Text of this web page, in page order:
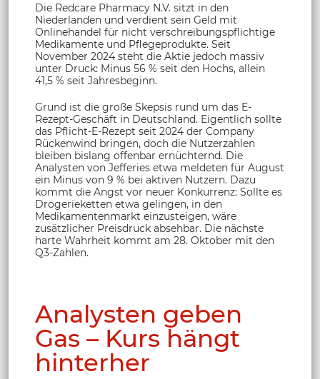
Die Redcare Pharmacy N.V. sitzt in den
Niederlanden und verdient sein Geld mit
Onlinehandel für nicht verschreibungspflichtige
Medikamente und Pflegeprodukte. Seit
November 2024 steht die Aktie jedoch massiv
unter Druck: Minus 56 % seit den Hochs, allein
41,5 % seit Jahresbeginn.
Grund ist die große Skepsis rund um das E-
Rezept-Geschäft in Deutschland. Eigentlich sollte
das Pflicht-E-Rezept seit 2024 der Company
Rückenwind bringen, doch die Nutzerzahlen
bleiben bislang offenbar ernüchternd. Die
Analysten von Jefferies etwa meldeten für August
ein Minus von 9 % bei aktiven Nutzern. Dazu
kommt die Angst vor neuer Konkurrenz: Sollte es
Drogerieketten etwa gelingen, in den
Medikamentenmarkt einzusteigen, wäre
zusätzlicher Preisdruck absehbar. Die nächste
harte Wahrheit kommt am 28. Oktober mit den
Q3-Zahlen.
Analysten geben
Gas – Kurs hängt
hinterher